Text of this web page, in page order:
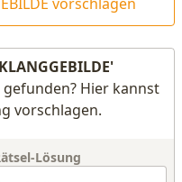
Hier kannst
vorschlagen.
Lösung